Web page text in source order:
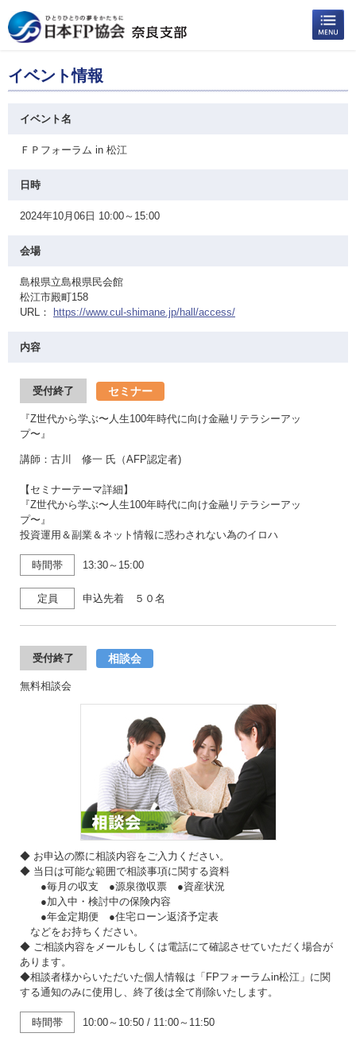
イベント情報
イベント名
ＦＰフォーラム in 松江
日時
2024年10月06日 10:00～15:00
会場
島根県立島根県民会館
松江市殿町158
URL：
https://www.cul-shimane.jp/hall/access/
内容
受付終了 セミナー
『Z世代から学ぶ〜人生100年時代に向け金融リテラシーアッ
プ〜』
講師：古川 修一 氏（AFP認定者)
【セミナーテーマ詳細】
『Z世代から学ぶ〜人生100年時代に向け金融リテラシーアッ
プ〜』
投資運用＆副業＆ネット情報に惑わされない為のイロハ
時間帯 13:30～15:00
定員 申込先着 ５０名
受付終了 相談会
無料相談会
◆ お申込の際に相談内容をご入力ください。
◆ 当日は可能な範囲で相談事項に関する資料
●毎月の収支 ●源泉徴収票 ●資産状況
●加入中・検討中の保険内容
●年金定期便 ●住宅ローン返済予定表
などをお持ちください。
◆ ご相談内容をメールもしくは電話にて確認させていただく場合が
あります。
◆相談者様からいただいた個人情報は「FPフォーラムin松江」に関
する通知のみに使用し、終了後は全て削除いたします。
時間帯 10:00～10:50 / 11:00～11:50